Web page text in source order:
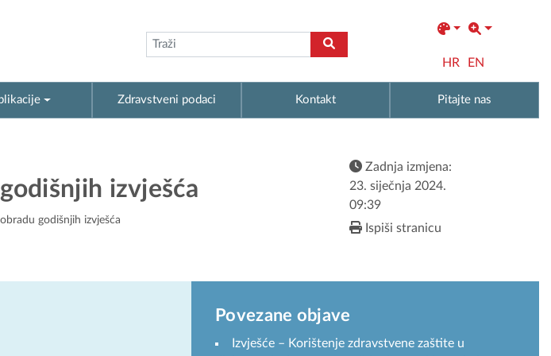
HR EN
Zdravstveni podaci Kontakt Pitajte nas
izvješća
godišnjih izvješća
Zadnja izmjena:
23. siječnja 2024.
09:39
Ispiši stranicu
Povezane objave
Izvješće – Korištenje zdravstvene zaštite u